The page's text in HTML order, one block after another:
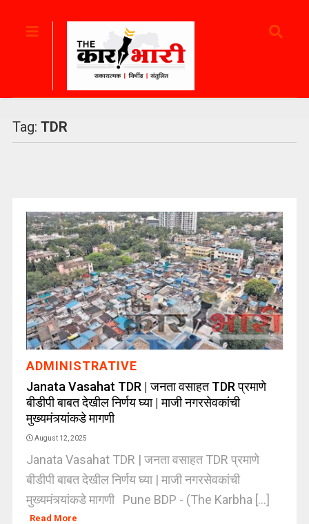
Tag: TDR
ADMINISTRATIVE
Janata Vasahat TDR | जनता वसाहत TDR प्रमाणे
बीडीपी बाबत देखील निर्णय घ्या | माजी नगरसेवकांची
मुख्यमंत्र्यांकडे मागणी
August 12, 2025
Janata Vasahat TDR | जनता वसाहत TDR प्रमाणे
बीडीपी बाबत देखील निर्णय घ्या | माजी नगरसेवकांची
मुख्यमंत्र्यांकडे मागणी Pune BDP - (The Karbha [...]
Read More